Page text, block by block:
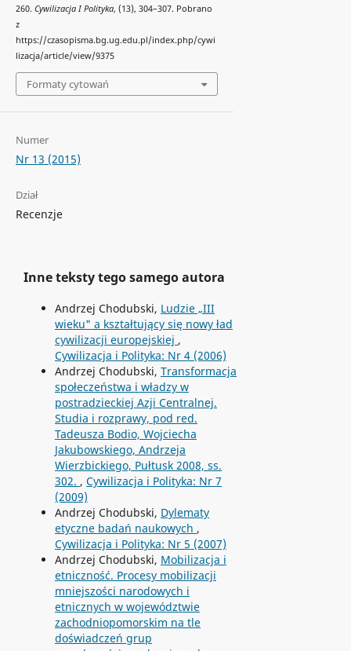
260. Cywilizacja I Polityka, (13), 304–307. Pobrano
z
https://czasopisma.bg.ug.edu.pl/index.php/cywi
lizacja/article/view/9375
Formaty cytowań
Numer
Nr 13 (2015)
Dział
Recenzje
Inne teksty tego samego autora
Andrzej Chodubski, Ludzie „III
wieku" a kształtujący się nowy ład
cywilizacji europejskiej ,
Cywilizacja i Polityka: Nr 4 (2006)
Andrzej Chodubski, Transformacja
społeczeństwa i władzy w
postradzieckiej Azji Centralnej.
Studia i rozprawy, pod red.
Tadeusza Bodio, Wojciecha
Jakubowskiego, Andrzeja
Wierzbickiego, Pułtusk 2008, ss.
302. , Cywilizacja i Polityka: Nr 7
(2009)
Andrzej Chodubski, Dylematy
etyczne badań naukowych ,
Cywilizacja i Polityka: Nr 5 (2007)
Andrzej Chodubski, Mobilizacja i
etniczność. Procesy mobilizacji
mniejszości narodowych i
etnicznych w województwie
zachodniopomorskim na tle
doświadczeń grup